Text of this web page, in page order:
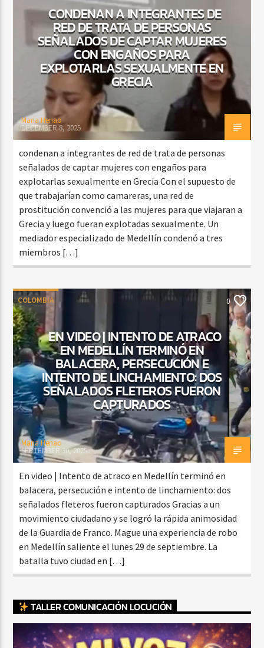
CURRENT SHOW
FIESTA DJ DE FIN DE SEMANA
12:00 AM 3:00 AM
CONDENAN A INTEGRANTES DE
RED DE TRATA DE PERSONAS
SEÑALADOS DE CAPTAR MUJERES
CON ENGAÑOS PARA
EXPLOTARLAS SEXUALMENTE EN
GRECIA
Maria Henao
DECEMBER 8, 2025
condenan a integrantes de red de trata de personas
señalados de captar mujeres con engaños para
explotarlas sexualmente en Grecia Con el supuesto de
que trabajarían como camareras, una red de
prostitución convenció a las mujeres para que viajaran a
Grecia y luego fueran explotadas sexualmente. Un
mediador especializado de Medellín condenó a tres
miembros […]
COLOMBIA 0
EN VIDEO | INTENTO DE ATRACO
EN MEDELLÍN TERMINÓ EN
BALACERA, PERSECUCIÓN E
INTENTO DE LINCHAMIENTO: DOS
SEÑALADOS FLETEROS FUERON
CAPTURADOS
Maria Henao
SEPTEMBER 30, 2025
En video | Intento de atraco en Medellín terminó en
balacera, persecución e intento de linchamiento: dos
señalados fleteros fueron capturados Gracias a un
movimiento ciudadano y se logró la rápida animosidad
de la Guardia de Franco. Mague una experiencia de robo
en Medellín saliente el lunes 29 de septiembre. La
batalla tuvo ciudad en […]
TALLER COMUNICACIÓN LOCUCIÓN